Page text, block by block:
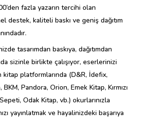
fazla yazarın tercihi olan
destek, kaliteli baskı ve geniş dağıtım
tasarımdan baskıya, dağıtımdan
sizinle birlikte çalışıyor, eserlerinizi
kitap platformlarında (D&R, İdefix,
Pandora, Orion, Emek Kitap, Kırmızı
Odak Kitap, vb.) okurlarınızla
yayınlatmak ve hayalinizdeki başarıya